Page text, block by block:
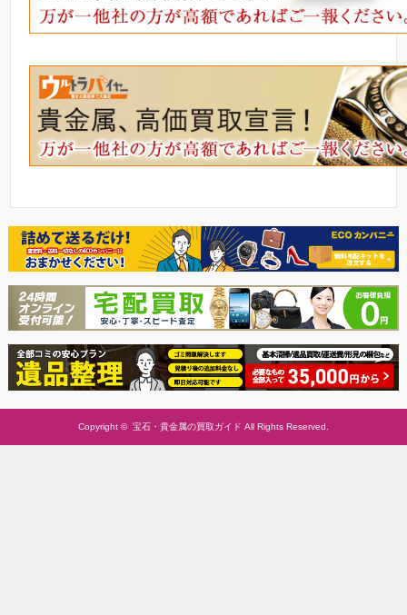
Copyright © 宝石・貴金属の買取ガイド All Rights Reserved.